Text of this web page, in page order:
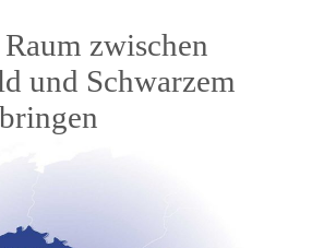
zwischen
und Schwarzem